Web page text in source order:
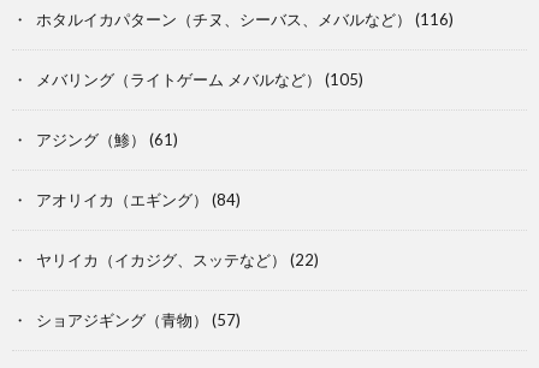
ホタルイカパターン（チヌ、シーバス、メバルなど） (116)
メバリング（ライトゲーム メバルなど） (105)
アジング（鯵） (61)
アオリイカ（エギング） (84)
ヤリイカ（イカジグ、スッテなど） (22)
ショアジギング（青物） (57)